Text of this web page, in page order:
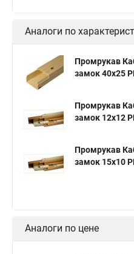
Аналоги по
Промрукав
замок 40х25
Промрукав
замок 12х12
Промрукав
замок 15х10
Аналоги по цене